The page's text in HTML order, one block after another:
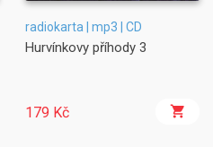
radiokarta | mp3 | CD
Hurvínkovy příhody 3
179 Kč